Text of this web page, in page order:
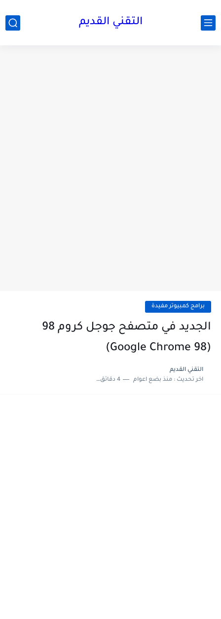
التقني القديم
برامج كمبيوتر مفيدة
الجديد في متصفح جوجل كروم 98
(Google Chrome 98)
التقني القديم
اخر تحديث :منذ بضع اعوام 4 دقائق للقراءة